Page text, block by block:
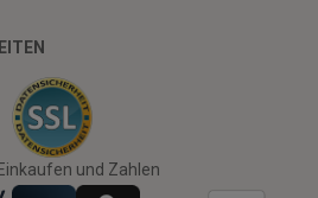
und Zahlen